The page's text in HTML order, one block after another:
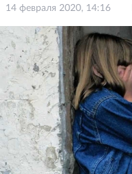
14 февраля 2020, 14:16